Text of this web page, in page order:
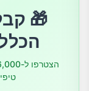
בריאות העצם
תכונות אנטי-